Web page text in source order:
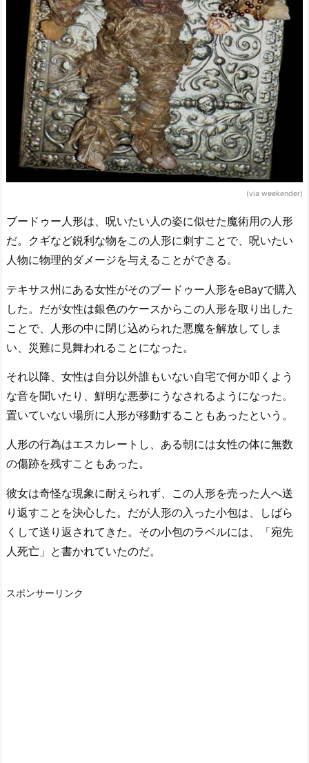
(via weekender)
ブードゥー人形は、呪いたい人の姿に似せた魔術用の人形
だ。クギなど鋭利な物をこの人形に刺すことで、呪いたい
人物に物理的ダメージを与えることができる。
テキサス州にある女性がそのブードゥー人形をeBayで購入
した。だが女性は銀色のケースからこの人形を取り出した
ことで、人形の中に閉じ込められた悪魔を解放してしま
い、災難に見舞われることになった。
それ以降、女性は自分以外誰もいない自宅で何か叩くよう
な音を聞いたり、鮮明な悪夢にうなされるようになった。
置いていない場所に人形が移動することもあったという。
人形の行為はエスカレートし、ある朝には女性の体に無数
の傷跡を残すこともあった。
彼女は奇怪な現象に耐えられず、この人形を売った人へ送
り返すことを決心した。だが人形の入った小包は、しばら
くして送り返されてきた。その小包のラベルには、「宛先
人死亡」と書かれていたのだ。
スポンサーリンク